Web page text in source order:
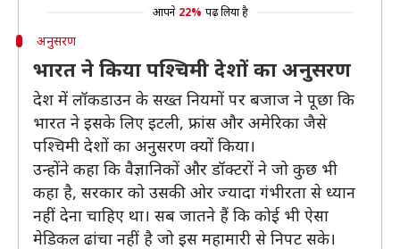
आपने 22% पढ़ लिया है
अनुसरण
भारत ने किया पश्चिमी देशों का अनुसरण
देश में लॉकडाउन के सख्त नियमों पर बजाज ने पूछा कि
भारत ने इसके लिए इटली, फ्रांस और अमेरिका जैसे
पश्चिमी देशों का अनुसरण क्यों किया।
उन्होंने कहा कि वैज्ञानिकों और डॉक्टरों ने जो कुछ भी
कहा है, सरकार को उसकी ओर ज्यादा गंभीरता से ध्यान
नहीं देना चाहिए था। सब जातने हैं कि कोई भी ऐसा
मेडिकल ढांचा नहीं है जो इस महामारी से निपट सके।